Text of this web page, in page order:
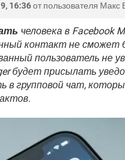
16:36от пользователя Макс
человека в Facebook
контакт не сможет
пользователь не
будет присылать
групповой чат,